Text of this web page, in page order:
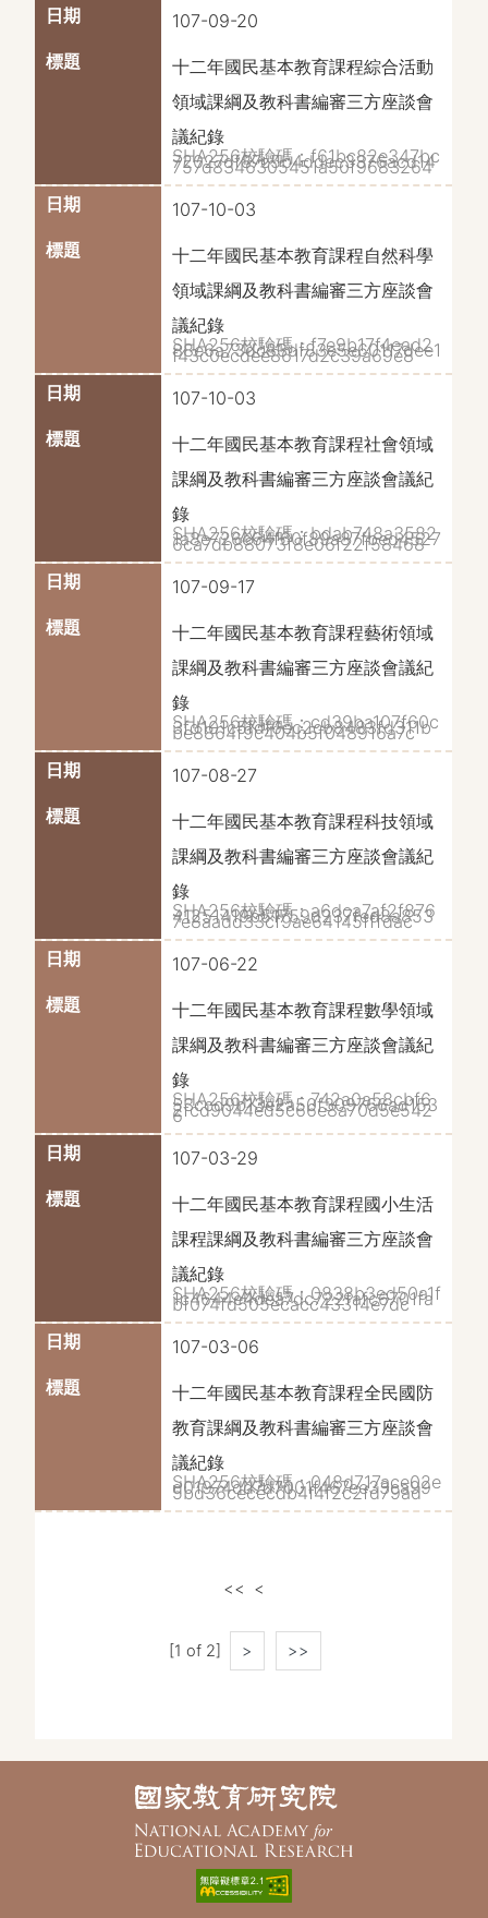
107-09-20
十二年國民基本教育課程綜合活動
領域課綱及教科書編審三方座談會
議紀錄
SHA256校驗碼：f61bc82e347bc
72027df87c5b4ddec3376acd14
757d8346305451a50f9683264
107-10-03
十二年國民基本教育課程自然科學
領域課綱及教科書編審三方座談會
議紀錄
SHA256校驗碼：f7e9b17f4ead2
88e6a73dc83df83e5e60117dee1
f43c0ecdee8617d2c39a69e8
107-10-03
十二年國民基本教育課程社會領域
課綱及教科書編審三方座談會議紀
錄
SHA256校驗碼：bdab748a3582
1a8e726c64f60f89a87fbed4527
6ca7db88073f8e06f22f58468
107-09-17
十二年國民基本教育課程藝術領域
課綱及教科書編審三方座談會議紀
錄
SHA256校驗碼：cd39ba107f60c
3fd101c5fdf6ec2cb8483fd311b
be8864f9c404b5f048916a7c
107-08-27
十二年國民基本教育課程科技領域
課綱及教科書編審三方座談會議紀
錄
SHA256校驗碼：a6dca7af2f876
41251419b51759d237fed8a853
7e8aadd33cf9ae64145fffdac
107-06-22
十二年國民基本教育課程數學領域
課綱及教科書編審三方座談會議紀
錄
SHA256校驗碼：742a0a58cbf6
53ccd9b13e2a50f309766ad153
2fcd9044ed5c66e8a70d5e542
6
107-03-29
十二年國民基本教育課程國小生活
課程課綱及教科書編審三方座談會
議紀錄
SHA256校驗碼：0838b3ed50a1f
1c4644e4dea7dc722fafc6701fa
bf074fd505ecacc43314e7dc
107-03-06
十二年國民基本教育課程全民國防
教育課綱及教科書編審三方座談會
議紀錄
SHA256校驗碼：048d717ace02e
d01974dd7d7001f467ee33ca99
5bd36cececdb4f4f2c2fd79ad
<< <
[1 of 2] > >>